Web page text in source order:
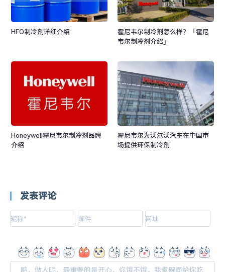
HFO制冷剂详细介绍
霍尼韦尔制冷剂怎么样？「霍尼
韦尔制冷剂介绍」
Honeywell霍尼韦尔制冷剂品牌
介绍
霍尼韦尔为沃尔沃汽车在中国市
场提供环保制冷剂
发表评论